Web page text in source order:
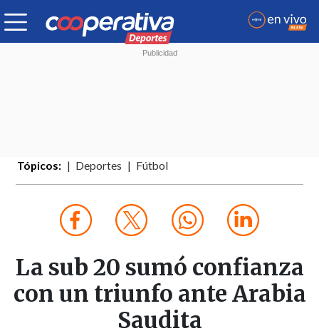
Tópicos: Deportes Fútbol
La sub 20 sumó confianza
con un triunfo ante Arabia
Saudita